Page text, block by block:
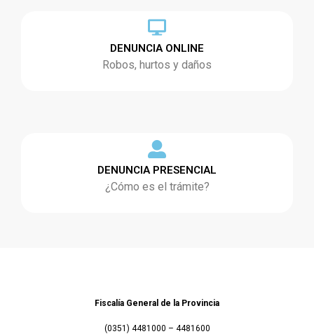
DENUNCIA ONLINE
Robos, hurtos y daños
DENUNCIA PRESENCIAL
¿Cómo es el trámite?
Fiscalía General de la Provincia
(0351) 4481000 – 4481600